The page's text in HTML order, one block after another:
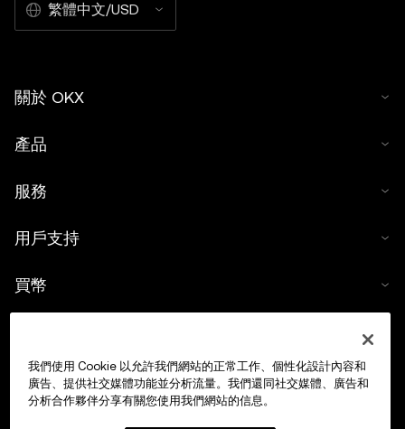
繁體中文/USD
關於 OKX
產品
服務
用戶支持
買幣
交易
我們使用 Cookie 以允許我們網站的正常工作、個性化設計內容和
廣告、提供社交媒體功能並分析流量。我們還同社交媒體、廣告和
分析合作夥伴分享有關您使用我們網站的信息。